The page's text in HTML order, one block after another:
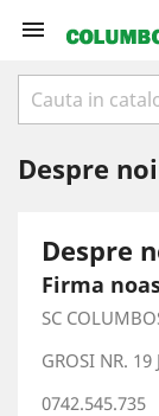

Despre noi
Despre
Firma
SC
GROSI NR.
0742.545.735